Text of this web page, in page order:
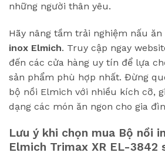
những người thân yêu.
Hãy nâng tầm trải nghiệm nấu ăn
inox Elmich. Truy cập ngay
đến các cửa hàng uy tín để lựa
sản phẩm phù hợp nhất. Đừng
bộ nồi Elmich với nhiều kích cỡ,
dạng các món ăn ngon cho gia
Lưu ý khi chọn mua Bộ nồi
Elmich Trimax XR EL-3842